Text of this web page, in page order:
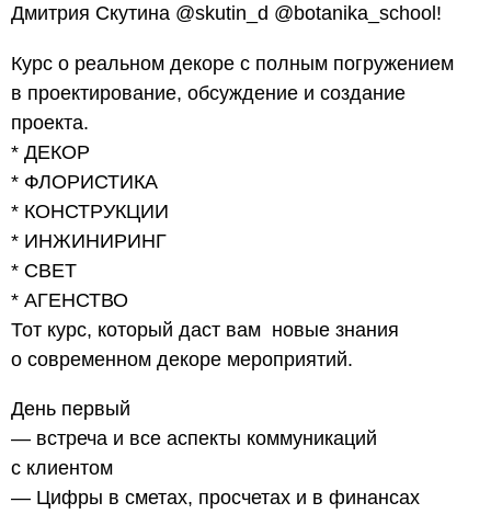
Дмитрия Скутина @skutin_d @botanika_school!
Курс о реальном декоре с полным погружением
в проектирование, обсуждение и создание
проекта.
* ДЕКОР
* ФЛОРИСТИКА
* КОНСТРУКЦИИ
* ИНЖИНИРИНГ
* СВЕТ
* АГЕНСТВО
Тот курс, который даст вам новые знания
о современном декоре мероприятий.
День первый
— встреча и все аспекты коммуникаций
с клиентом
— Цифры в сметах, просчетах и в финансах